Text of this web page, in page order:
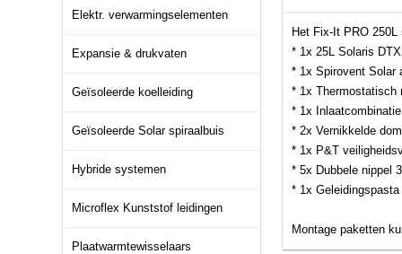
Elektr. verwarmingselementen
Expansie & drukvaten
Geïsoleerde koelleiding
Geïsoleerde Solar spiraalbuis
Hybride systemen
Microflex Kunststof leidingen
Plaatwarmtewisselaars
Het Fix-It PRO
* 1x 25L Solaris
* 1x Spirovent Solar
* 1x Thermostatisch
* 1x
* 2x Vernikkelde
* 1x P&T
* 5x Dubbele nippel
* 1x Geleidingspasta
Montage paketten